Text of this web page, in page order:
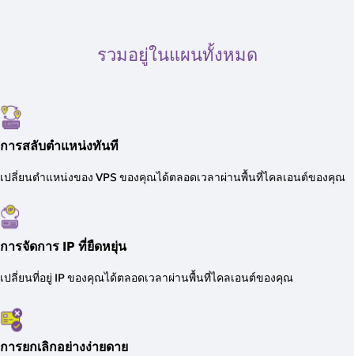
รวมอยู่ในแผนทั้งหมด
การสลับตำแหน่งทันที
เปลี่ยนตำแหน่งของ VPS ของคุณได้ตลอดเวลาผ่านพื้นที่ไคลเอนต์ของคุณ
การจัดการ IP ที่ยืดหยุ่น
เปลี่ยนที่อยู่ IP ของคุณได้ตลอดเวลาผ่านพื้นที่ไคลเอนต์ของคุณ
การยกเลิกอย่างง่ายดาย